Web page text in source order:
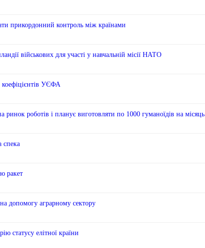
прикордонний контроль між країнами
військових для участі у навчальній місії НАТО
коефіцієнтів УЄФА
роботів і планує виготовляти по 1000 гуманоїдів на місяць
спека
ракет
допомогу аграрному сектору
статусу елітної країни